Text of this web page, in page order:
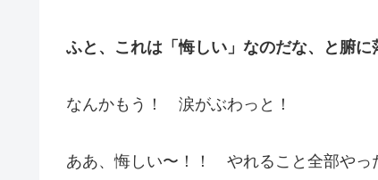
ふと、これは「悔しい」なのだな、と腑に
なんかもう！ 涙がぶわっと！
ああ、悔しい〜！！ やれること全部や